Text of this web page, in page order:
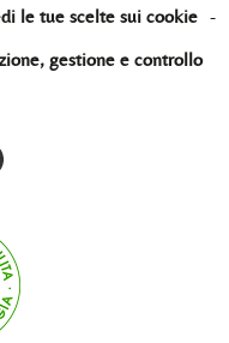
le tue scelte sui cookie -
gestione e controllo